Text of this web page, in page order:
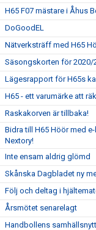
H65 F07 mästare i Åhus
DoGoodEL
Nätverksträff med H65
Säsongskorten för 2020/
Lägesrapport för H65s
H65 - ett varumärke att
Raskakorven är tillbaka!
Bidra till H65 Höör med
Nextory!
Inte ensam aldrig glömd
Skånska Dagbladet ny
Följ och deltag i
Årsmötet senarelagt
Handbollens